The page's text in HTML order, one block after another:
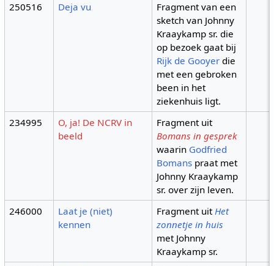
250516 Deja vu
Fragment van een
sketch van Johnny
Kraaykamp sr. die
op bezoek gaat bij
Rijk de Gooyer die
met een gebroken
been in het
ziekenhuis ligt.
234995
O, ja! De NCRV in
beeld
Fragment uit
Bomans in gesprek
waarin Godfried
Bomans praat met
Johnny Kraaykamp
sr. over zijn leven.
246000
Laat je (niet)
kennen
Fragment uitHet
zonnetje in huis
met Johnny
Kraaykamp sr.